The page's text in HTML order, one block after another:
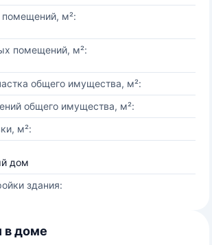
м²:
помещений, м²:
общего имущества, м²:
общего имущества, м²:
м²:
дом
здания:
в доме